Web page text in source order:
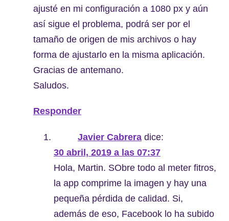
ajusté en mi configuración a 1080 px y aún
así sigue el problema, podrá ser por el
tamaño de origen de mis archivos o hay
forma de ajustarlo en la misma aplicación.
Gracias de antemano.
Saludos.
Responder
Javier Cabrera dice:
30 abril, 2019 a las 07:37
Hola, Martin. SObre todo al meter fitros,
la app comprime la imagen y hay una
pequeña pérdida de calidad. Si,
además de eso, Facebook lo ha subido